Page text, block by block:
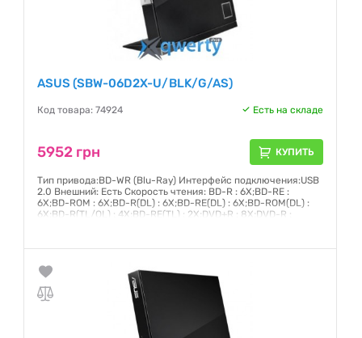
ASUS (SBW-06D2X-U/BLK/G/AS)
Код товара: 74924 Есть на складе
5952 грн КУПИТЬ
Тип привода:BD-WR (Blu-Ray) Интерфейс подключения:USB
2.0 Внешний: Есть Скорость чтения: BD-R : 6X;BD-RE :
6X;BD-ROM : 6X;BD-R(DL) : 6X;BD-RE(DL) : 6X;BD-ROM(DL) :
6X;BD-R(TL/QL) : 4X;BD-RE(TL) : 2X;DVD+R : 8X;DVD-R :
24X;CD-RW : 24X;CD-
Гарантия: 12 месяцев